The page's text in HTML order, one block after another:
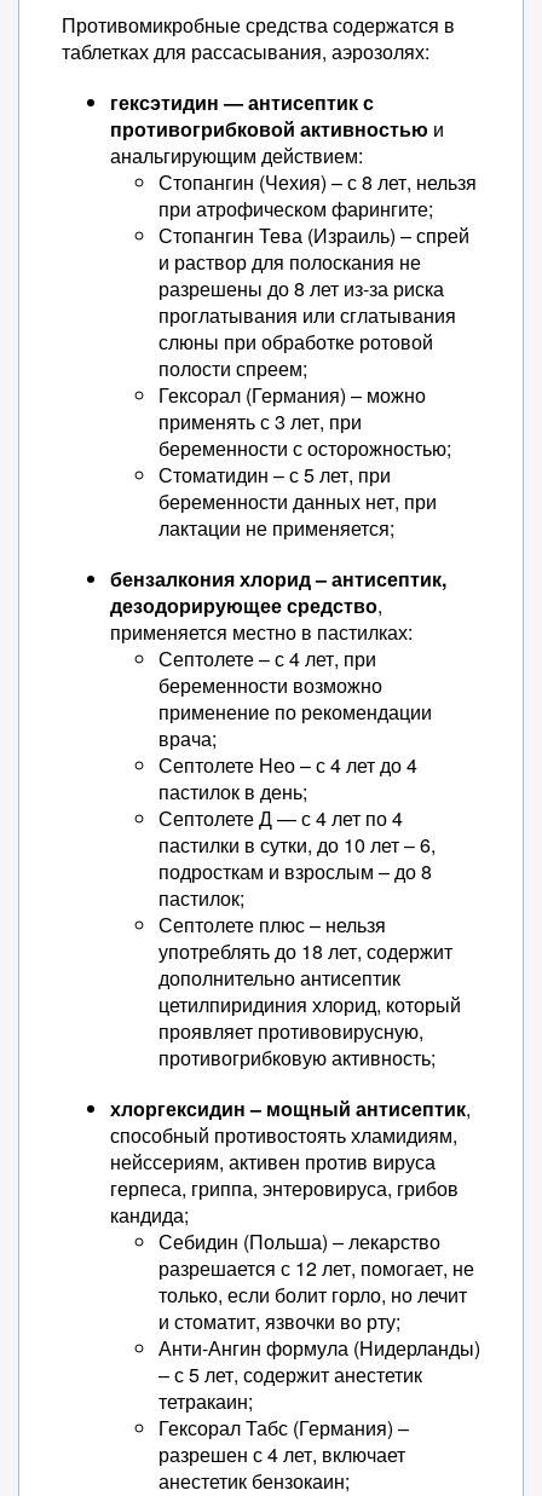
Противомикробные средства содержатся в
таблетках для рассасывания, аэрозолях:
гексэтидин — антисептик с
противогрибковой активностью и
анальгирующим действием:
Стопангин (Чехия) – с 8 лет, нельзя
при атрофическом фарингите;
Стопангин Тева (Израиль) – спрей
и раствор для полоскания не
разрешены до 8 лет из-за риска
проглатывания или сглатывания
слюны при обработке ротовой
полости спреем;
Гексорал (Германия) – можно
применять с 3 лет, при
беременности с осторожностью;
Стоматидин – с 5 лет, при
беременности данных нет, при
лактации не применяется;
бензалкония хлорид – антисептик,
дезодорирующее средство,
применяется местно в пастилках:
Септолете – с 4 лет, при
беременности возможно
применение по рекомендации
врача;
Септолете Нео – с 4 лет до 4
пастилок в день;
Септолете Д — с 4 лет по 4
пастилки в сутки, до 10 лет – 6,
подросткам и взрослым – до 8
пастилок;
Септолете плюс – нельзя
употреблять до 18 лет, содержит
дополнительно антисептик
цетилпиридиния хлорид, который
проявляет противовирусную,
противогрибковую активность;
хлоргексидин – мощный антисептик,
способный противостоять хламидиям,
нейссериям, активен против вируса
герпеса, гриппа, энтеровируса, грибов
кандида;
Себидин (Польша) – лекарство
разрешается с 12 лет, помогает, не
только, если болит горло, но лечит
и стоматит, язвочки во рту;
Анти-Ангин формула (Нидерланды)
– с 5 лет, содержит анестетик
тетракаин;
Гексорал Табс (Германия) –
разрешен с 4 лет, включает
анестетик бензокаин;